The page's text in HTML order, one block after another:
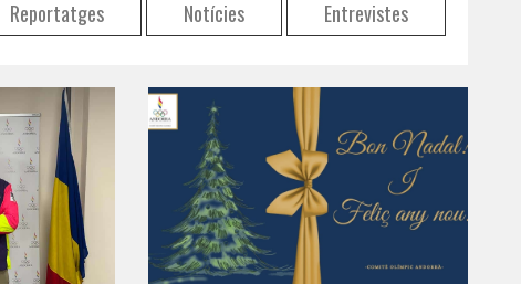
Reportatges Notícies Entrevistes